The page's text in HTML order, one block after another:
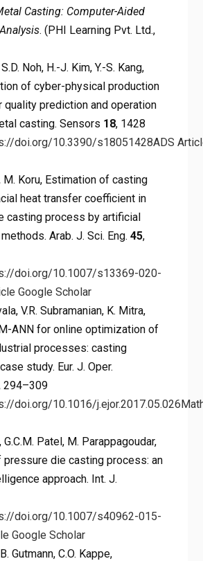
Casting: Computer-Aided
. (PHI Learning Pvt. Ltd.,
Noh, H.-J. Kim, Y.-S. Kang,
of cyber-physical production
prediction and operation
casting. Sensors 18, 1428
doi.org/10.3390/s18051428ADS
M. Koru, Estimation of casting
heat transfer coefficient in
casting process by artificial
Arab. J. Sci. Eng. 45,
doi.org/10.1007/s13369-020-
Google Scholar
V.R. Subramanian, K. Mitra,
ANN for online optimization of
processes: casting
study. Eur. J. Oper.
294–309
doi.org/10.1016/j.ejor.2017.05.026
G.C.M. Patel, M. Parappagoudar,
die casting process: an
approach. Int. J.
doi.org/10.1007/s40962-015-
Google Scholar
Gutmann, C.O. Kappe,